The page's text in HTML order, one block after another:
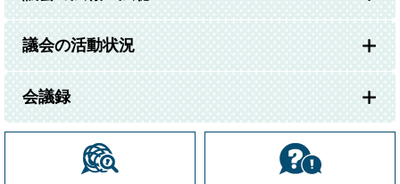
議会の活動状況
会議録